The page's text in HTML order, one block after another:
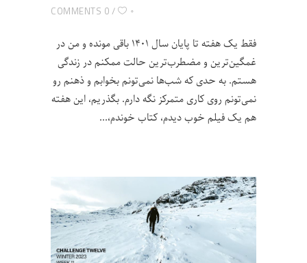
0 COMMENTS
۰
فقط یک هفته تا پایان سال ۱۴۰۱ باقی مونده و من در
غمگین‌ترین و مضطرب‌ترین حالت ممکنم در زندگی
هستم. به حدی که شب‌ها نمی‌تونم بخوابم و ذهنم رو
نمی‌تونم روی کاری متمرکز نگه دارم. بگذریم، این هفته
هم یک فیلم خوب دیدم، کتاب خوندم،